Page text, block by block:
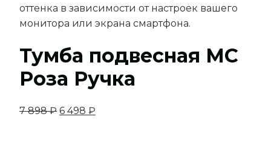
оттенка в зависимости от настроек вашего
монитора или экрана смартфона.
Тумба подвесная МС
Роза Ручка
7 898₽ Первоначальная
6 498 ₽